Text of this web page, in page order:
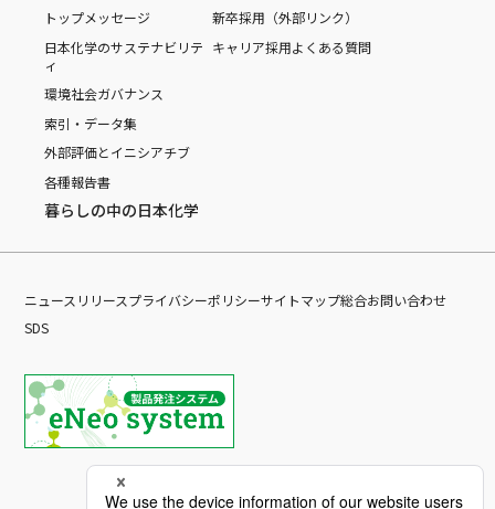
トップメッセージ
日本化学のサステナビリテ
ィ
環境社会ガバナンス
索引・データ集
外部評価とイニシアチブ
各種報告書
新卒採用（外部リンク）
キャリア採用よくある質問
暮らしの中の日本化学
ニュースリリースプライバシーポリシーサイトマップ総合お問い合わせ
SDS